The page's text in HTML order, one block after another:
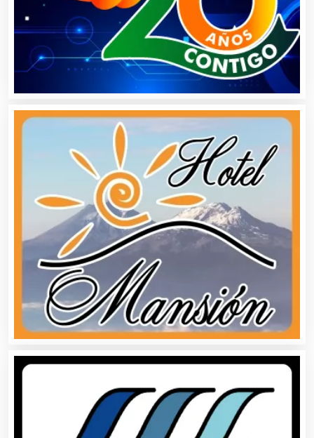
Aluminio
Ambulancias
Análisis Clínicos
Análisis de Aguas
Animadores de Eventos
Aparatos y Equipos Eléctricos
Arquitectos
Artes Gráficas